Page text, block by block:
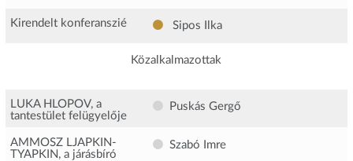
Kirendelt konferanszié Sipos Ilka
Közalkalmazottak
LUKA HLOPOV, a
tantestület felügyelője
Puskás Gergő
AMMOSZ LJAPKIN-
TYAPKIN, a járásbíró
Szabó Imre